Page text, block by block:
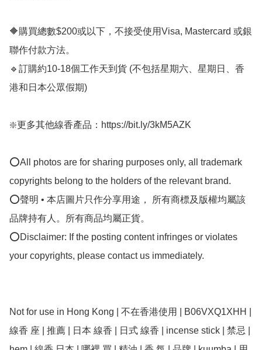
🔶購買總數$200或以下，不接受使用Visa, Mastercard 或銀
聯作付款方法。
🔹訂購約10-18個工作天到貨 (不包括星期六、星期日、香
港和日本公眾假期) ﻿
❇️更多其他線香產品：https://bit.ly/3kM5AZK
⭕All photos are for sharing purposes only, all trademark
copyrights belong to the holders of the relevant brand.
⭕聲明 • 本店圖片只作分享用途， 所有商標及版權均屬該
品牌持有人。所有商品均屬正貨。
⭕Disclaimer: If the posting content infringes or violates
your copyrights, please contact us immediately.
Not for use in Hong Kong | 不在香港使用 | B06VXQ1XHH |
線香 座 | 推薦 | 日本 線香 | 日式 線香 | incense stick | 禁忌 |